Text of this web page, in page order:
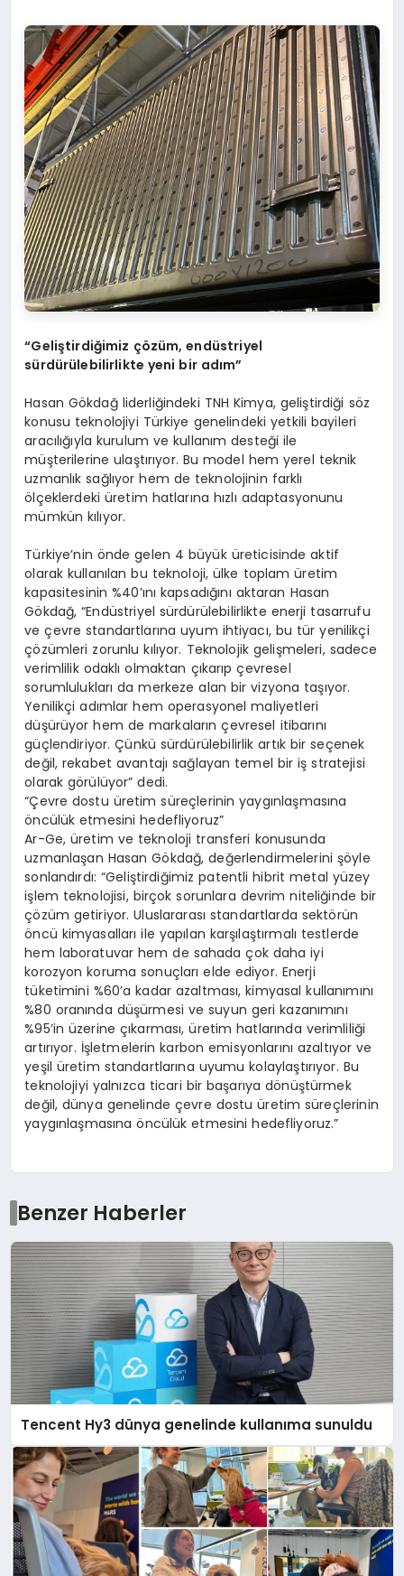
“Geliştirdiğimiz çözüm, endüstriyel
sürdürülebilirlikte yeni bir adım”
Hasan Gökdağ liderliğindeki TNH Kimya, geliştirdiği söz
konusu teknolojiyi Türkiye genelindeki yetkili bayileri
aracılığıyla kurulum ve kullanım desteği ile
müşterilerine ulaştırıyor. Bu model hem yerel teknik
uzmanlık sağlıyor hem de teknolojinin farklı
ölçeklerdeki üretim hatlarına hızlı adaptasyonunu
mümkün kılıyor.
Türkiye’nin önde gelen 4 büyük üreticisinde aktif
olarak kullanılan bu teknoloji, ülke toplam üretim
kapasitesinin %40’ını kapsadığını aktaran Hasan
Gökdağ, “Endüstriyel sürdürülebilirlikte enerji tasarrufu
ve çevre standartlarına uyum ihtiyacı, bu tür yenilikçi
çözümleri zorunlu kılıyor. Teknolojik gelişmeleri, sadece
verimlilik odaklı olmaktan çıkarıp çevresel
sorumlulukları da merkeze alan bir vizyona taşıyor.
Yenilikçi adımlar hem operasyonel maliyetleri
düşürüyor hem de markaların çevresel itibarını
güçlendiriyor. Çünkü sürdürülebilirlik artık bir seçenek
değil, rekabet avantajı sağlayan temel bir iş stratejisi
olarak görülüyor” dedi.
“Çevre dostu üretim süreçlerinin yaygınlaşmasına
öncülük etmesini hedefliyoruz”
Ar-Ge, üretim ve teknoloji transferi konusunda
uzmanlaşan Hasan Gökdağ, değerlendirmelerini şöyle
sonlandırdı: “Geliştirdiğimiz patentli hibrit metal yüzey
işlem teknolojisi, birçok sorunlara devrim niteliğinde bir
çözüm getiriyor. Uluslararası standartlarda sektörün
öncü kimyasalları ile yapılan karşılaştırmalı testlerde
hem laboratuvar hem de sahada çok daha iyi
korozyon koruma sonuçları elde ediyor. Enerji
tüketimini %60’a kadar azaltması, kimyasal kullanımını
%80 oranında düşürmesi ve suyun geri kazanımını
%95’in üzerine çıkarması, üretim hatlarında verimliliği
artırıyor. İşletmelerin karbon emisyonlarını azaltıyor ve
yeşil üretim standartlarına uyumu kolaylaştırıyor. Bu
teknolojiyi yalnızca ticari bir başarıya dönüştürmek
değil, dünya genelinde çevre dostu üretim süreçlerinin
yaygınlaşmasına öncülük etmesini hedefliyoruz.”
Benzer Haberler
Tencent Hy3 dünya genelinde kullanıma sunuldu